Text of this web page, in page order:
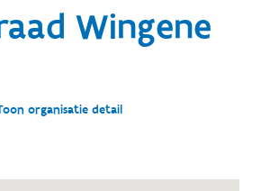
Wingene
organisatie detail